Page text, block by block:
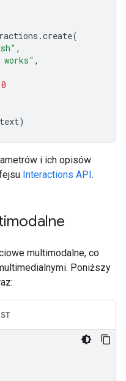
.create(
,
,
)
i ich opisów
Interactions API.
multimodalne, co
Poniższy